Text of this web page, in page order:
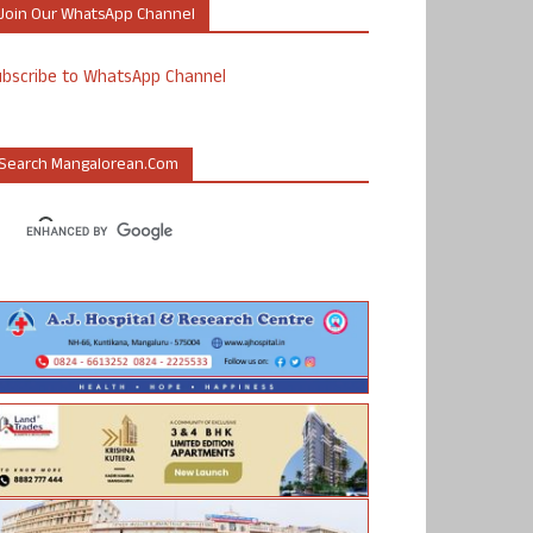
Our WhatsApp Channel
to WhatsApp Channel
Mangalorean.com